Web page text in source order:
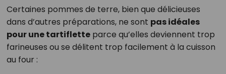
Certaines pommes de terre, bien que délicieuses
dans d’autres préparations, ne sont pas idéales
pour une tartifletteparce qu’elles deviennent trop
farineuses ou se délitent trop facilement à la cuisson
au four :